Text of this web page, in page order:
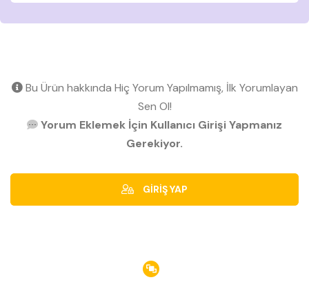
Bu Ürün hakkında Hiç Yorum Yapılmamış, İlk Yorumlayan
Sen Ol!
Yorum Eklemek İçin Kullanıcı Girişi Yapmanız
Gerekiyor.
GİRİŞ YAP